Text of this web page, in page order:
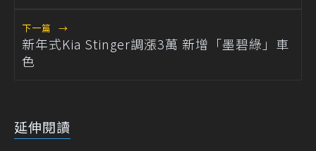
下一篇 →
新年式Kia Stinger調漲3萬 新增「墨碧綠」車
色
延伸閱讀